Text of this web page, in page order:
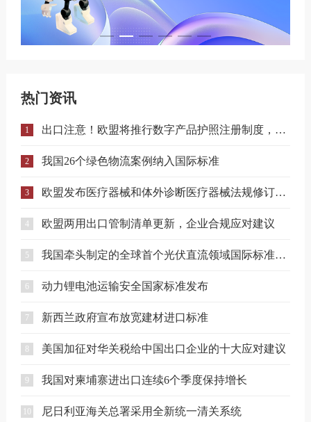
热门资讯
1 出口注意！欧盟将推行数字产品护照注册制度，合规门槛进一步提升！
2 我国26个绿色物流案例纳入国际标准
3 欧盟发布医疗器械和体外诊断医疗器械法规修订提案
4 欧盟两用出口管制清单更新，企业合规应对建议
5 我国牵头制定的全球首个光伏直流领域国际标准正式发布
6 动力锂电池运输安全国家标准发布
7 新西兰政府宣布放宽建材进口标准
8 美国加征对华关税给中国出口企业的十大应对建议
9 我国对柬埔寨进出口连续6个季度保持增长
10 尼日利亚海关总署采用全新统一清关系统